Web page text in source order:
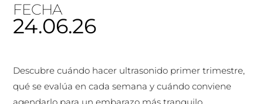
FECHA
24.06.26
Descubre cuándo hacer ultrasonido primer trimestre,
qué se evalúa en cada semana y cuándo conviene